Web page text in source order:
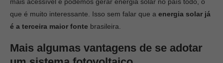
que é muito interessante. Isso sem falar que a energia solar já
é a terceira maior fonte brasileira.
Mais algumas vantagens de se adotar